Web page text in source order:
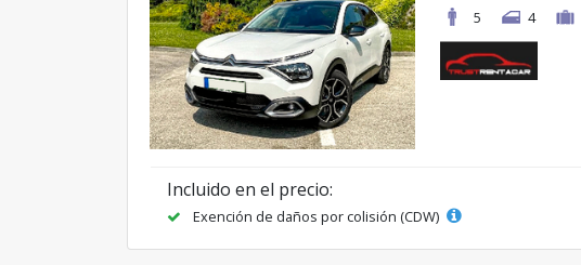
5
4
Incluido en el precio:
Exención de daños por colisión (CDW)